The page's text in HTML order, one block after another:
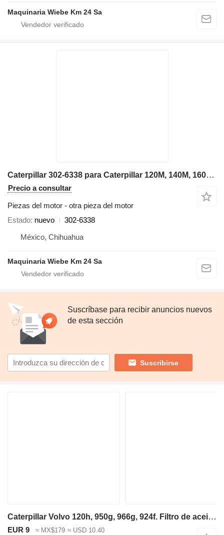
Maquinaria Wiebe Km 24 Sa
Caterpillar 302-6338 para Caterpillar 120M, 140M, 160M, 140K, 12M motoniveladora
Precio a consultar
Piezas del motor - otra pieza del motor
Estado nuevo
302-6338
México, Chihuahua
Maquinaria Wiebe Km 24 Sa
Suscríbase para recibir anuncios nuevos
de esta sección
Suscribirse
Caterpillar Volvo 120h, 950g, 966g, 924f. Filtro de aceite P551807, 1r1807, 798304 para motoniveladora
EUR 9 ≈ MX$179 ≈ USD 10.40